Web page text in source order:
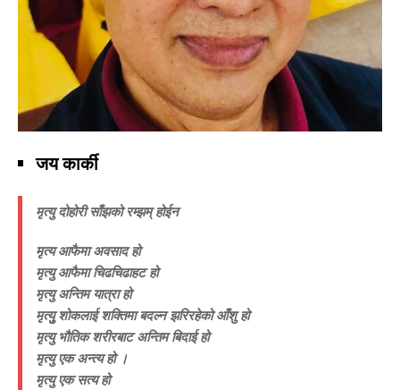
जय कार्की
मृत्यु दोहोरी साँझको रम्झम् होईन
मृत्य आफैमा अवसाद हो
मृत्यु आफैमा चिढचिढाहट हो
मृत्यु अन्तिम यात्रा हो
मृत्युु शोकलाई शक्तिमा बदल्न झरिरहेको आँशु हो
मृत्यु भौतिक शरीरबाट अन्तिम बिदाई हो
मृत्यु एक अन्त्य हो ।
मृत्यु एक सत्य हो